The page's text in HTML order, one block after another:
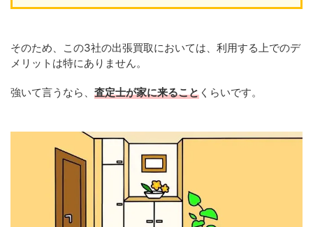
そのため、この3社の出張買取においては、利用する上でのデ
メリットは特にありません。
強いて言うなら、 査定士が家に来ること くらいです。